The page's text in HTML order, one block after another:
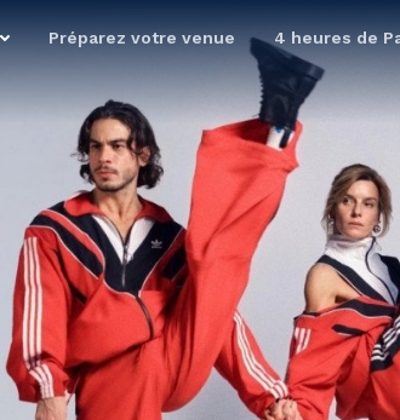
Préparez votre venue 4 heures de